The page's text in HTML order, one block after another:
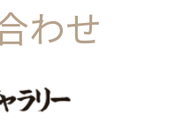
わせ